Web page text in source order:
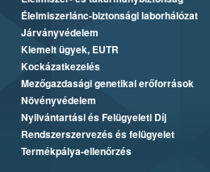
Élelmiszerlánc-biztonsági laborhálózat
Járványvédelem
Kiemelt ügyek, EUTR
Kockázatkezelés
Mezőgazdasági genetikai erőforrások
Növényvédelem
Nyilvántartási és Felügyeleti Díj
Rendszerszervezés és felügyelet
Termékpálya-ellenőrzés